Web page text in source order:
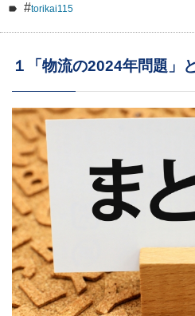
#torikai115
１「物流の2024年問題」